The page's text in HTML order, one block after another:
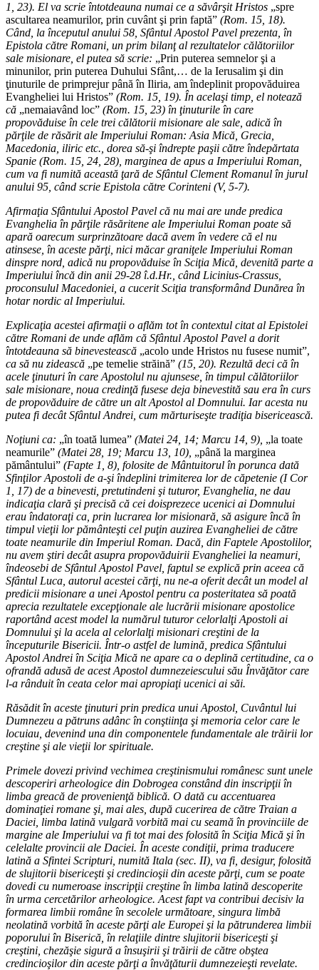
1, 23). El va scrie întotdeauna numai ce a săvârşit Hristos „spre
ascultarea neamurilor, prin cuvânt şi prin faptă” (Rom. 15, 18).
Când, la începutul anului 58, Sfântul Apostol Pavel prezenta, în
Epistola către Romani, un prim bilanţ al rezultatelor călătoriilor
sale misionare, el putea să scrie: „Prin puterea semnelor şi a
minunilor, prin puterea Duhului Sfânt,… de la Ierusalim şi din
ţinuturile de primprejur până în Iliria, am îndeplinit propovăduirea
Evangheliei lui Hristos” (Rom. 15, 19). În acelaşi timp, el notează
că „nemaiavând loc” (Rom. 15, 23) în ţinuturile în care
propovăduise în cele trei călătorii misionare ale sale, adică în
părţile de răsărit ale Imperiului Roman: Asia Mică, Grecia,
Macedonia, iliric etc., dorea să-şi îndrepte paşii către îndepărtata
Spanie (Rom. 15, 24, 28), marginea de apus a Imperiului Roman,
cum va fi numită această ţară de Sfântul Clement Romanul în jurul
anului 95, când scrie Epistola către Corinteni (V, 5-7).
Afirmaţia Sfântului Apostol Pavel că nu mai are unde predica
Evanghelia în părţile răsăritene ale Imperiului Roman poate să
apară oarecum surprinzătoare dacă avem în vedere că el nu
atinsese, în aceste părţi, nici măcar graniţele Imperiului Roman
dinspre nord, adică nu propovăduise în Sciţia Mică, devenită parte a
Imperiului încă din anii 29-28 î.d.Hr., când Licinius-Crassus,
proconsulul Macedoniei, a cucerit Sciţia transformând Dunărea în
hotar nordic al Imperiului.
Explicaţia acestei afirmaţii o aflăm tot în contextul citat al Epistolei
către Romani de unde aflăm că Sfântul Apostol Pavel a dorit
întotdeauna să binevestească „acolo unde Hristos nu fusese numit”,
ca să nu zidească „pe temelie străină” (15, 20). Rezultă deci că în
acele ţinuturi în care Apostolul nu ajunsese, în timpul călătoriilor
sale misionare, noua credinţă fusese deja binevestită sau era în curs
de propovăduire de către un alt Apostol al Domnului. Iar acesta nu
putea fi decât Sfântul Andrei, cum mărturiseşte tradiţia bisericească.
Noţiuni ca: „în toată lumea” (Matei 24, 14; Marcu 14, 9), „la toate
neamurile” (Matei 28, 19; Marcu 13, 10), „până la marginea
pământului” (Fapte 1, 8), folosite de Mântuitorul în porunca dată
Sfinţilor Apostoli de a-şi îndeplini trimiterea lor de căpetenie (I Cor
1, 17) de a binevesti, pretutindeni şi tuturor, Evanghelia, ne dau
indicaţia clară şi precisă că cei doisprezece ucenici ai Domnului
erau îndatoraţi ca, prin lucrarea lor misionară, să asigure încă în
timpul vieţii lor pământeşti cel puţin auzirea Evangheliei de către
toate neamurile din Imperiul Roman. Dacă, din Faptele Apostolilor,
nu avem ştiri decât asupra propovăduirii Evangheliei la neamuri,
îndeosebi de Sfântul Apostol Pavel, faptul se explică prin aceea că
Sfântul Luca, autorul acestei cărţi, nu ne-a oferit decât un model al
predicii misionare a unei Apostol pentru ca posteritatea să poată
aprecia rezultatele excepţionale ale lucrării misionare apostolice
raportând acest model la numărul tuturor celorlalţi Apostoli ai
Domnului şi la acela al celorlalţi misionari creştini de la
începuturile Bisericii. Într-o astfel de lumină, predica Sfântului
Apostol Andrei în Sciţia Mică ne apare ca o deplină certitudine, ca o
ofrandă adusă de acest Apostol dumnezeiescului său Învăţător care
l-a rânduit în ceata celor mai apropiaţi ucenici ai săi.
Răsădit în aceste ţinuturi prin predica unui Apostol, Cuvântul lui
Dumnezeu a pătruns adânc în conştiinţa şi memoria celor care le
locuiau, devenind una din componentele fundamentale ale trăirii lor
creştine şi ale vieţii lor spirituale.
Primele dovezi privind vechimea creştinismului românesc sunt unele
descoperiri arheologice din Dobrogea constând din inscripţii în
limba greacă de provenienţă biblică. O dată cu accentuarea
dominaţiei romane şi, mai ales, după cucerirea de către Traian a
Daciei, limba latină vulgară vorbită mai cu seamă în provinciile de
margine ale Imperiului va fi tot mai des folosită în Sciţia Mică şi în
celelalte provincii ale Daciei. În aceste condiţii, prima traducere
latină a Sfintei Scripturi, numită Itala (sec. II), va fi, desigur, folosită
de slujitorii bisericeşti şi credincioşii din aceste părţi, cum se poate
dovedi cu numeroase inscripţii creştine în limba latină descoperite
în urma cercetărilor arheologice. Acest fapt va contribui decisiv la
formarea limbii române în secolele următoare, singura limbă
neolatină vorbită în aceste părţi ale Europei şi la pătrunderea limbii
poporului în Biserică, în relaţiile dintre slujitorii bisericeşti şi
creştini, chezăşie sigură a însuşirii şi trăirii de către obştea
credincioşilor din aceste părţi a învăţăturii dumnezeieşti revelate.